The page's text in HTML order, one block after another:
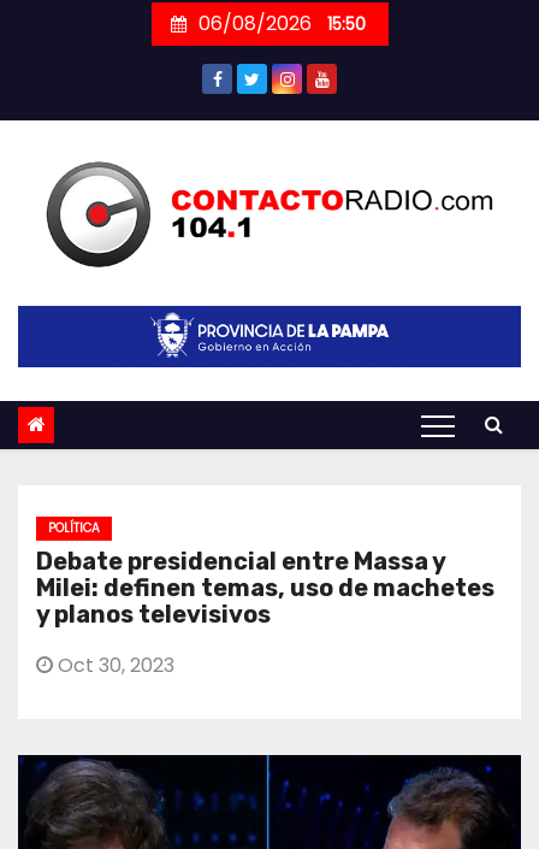
06/08/2026 15:50
POLÍTICA
Debate presidencial entre Massa y
Milei: definen temas, uso de machetes
y planos televisivos
Oct 30, 2023